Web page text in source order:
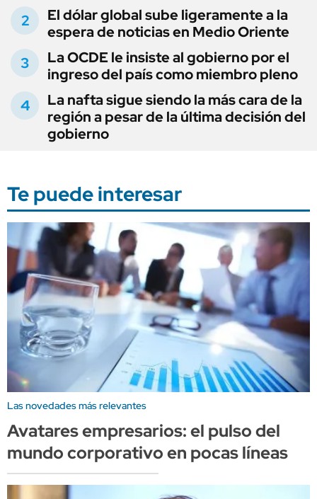
El dólar global sube ligeramente a la
espera de noticias en Medio Oriente
La OCDE le insiste al gobierno por el
ingreso del país como miembro pleno
La nafta sigue siendo la más cara de la
región a pesar de la última decisión del
gobierno
Te puede interesar
Las novedades más relevantes
Avatares empresarios: el pulso del
mundo corporativo en pocas líneas